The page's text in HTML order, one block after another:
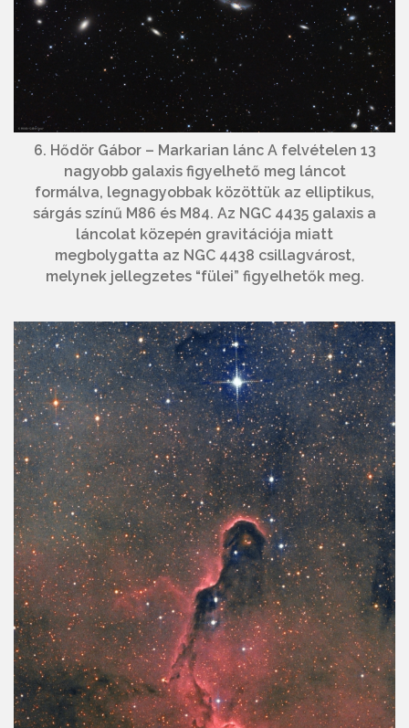
6. Hődör Gábor – Markarian lánc A felvételen 13
nagyobb galaxis figyelhető meg láncot
formálva, legnagyobbak közöttük az elliptikus,
sárgás színű M86 és M84. Az NGC 4435 galaxis a
láncolat közepén gravitációja miatt
megbolygatta az NGC 4438 csillagvárost,
melynek jellegzetes “fülei” figyelhetők meg.